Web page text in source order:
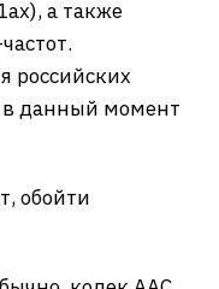
а также
российских
в данный момент
обойти